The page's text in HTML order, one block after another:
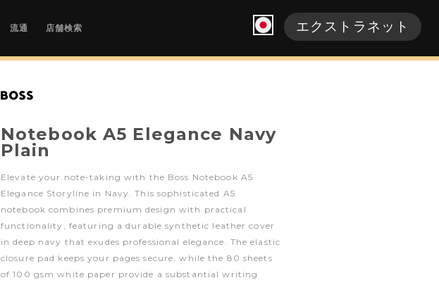
流通 店舗検索 エクストラネット
Notebook A5 Elegance Navy
Plain
Elevate your note-taking with the Boss Notebook A5
Elegance Storyline in Navy. This sophisticated A5
notebook combines premium design with practical
functionality, featuring a durable synthetic leather cover
in deep navy that exudes professional elegance. The elastic
closure pad keeps your pages secure, while the 80 sheets
of 100 gsm white paper provide a substantial writing